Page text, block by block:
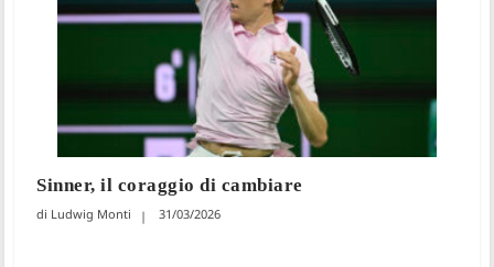
Sinner, il coraggio di cambiare
Ludwig Monti 31/03/2026